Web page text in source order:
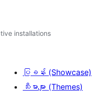
installations
ပြခန်း (Showcase)
သီးမားများ (Themes)